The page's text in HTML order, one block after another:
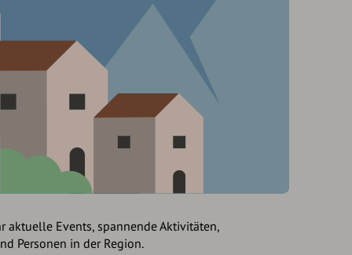
aktuelle Events, spannende Aktivitäten,
Personen in der Region.